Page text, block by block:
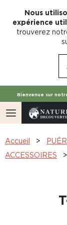
Nous
expérience
trouverez
Bienvenue sur
Accueil
ACCESSOIRES